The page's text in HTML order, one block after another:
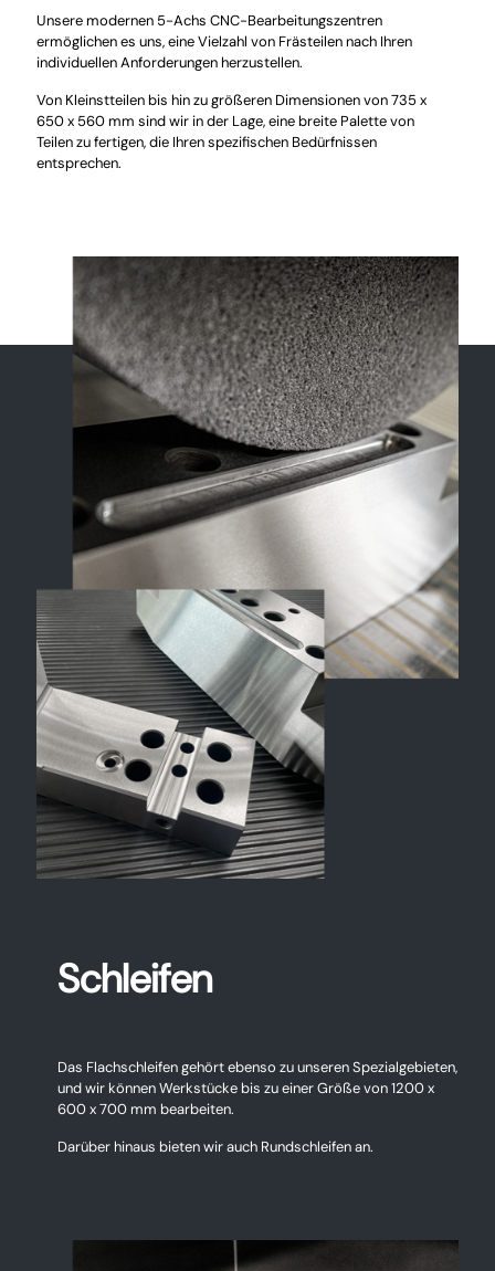
Unsere modernen 5-Achs CNC-Bearbeitungszentren
ermöglichen es uns, eine Vielzahl von Frästeilen nach Ihren
individuellen Anforderungen herzustellen.
Von Kleinstteilen bis hin zu größeren Dimensionen von 735 x
650 x 560 mm sind wir in der Lage, eine breite Palette von
Teilen zu fertigen, die Ihren spezifischen Bedürfnissen
entsprechen.
Schleifen
Das Flachschleifen gehört ebenso zu unseren Spezialgebieten,
und wir können Werkstücke bis zu einer Größe von 1200 x
600 x 700 mm bearbeiten.
Darüber hinaus bieten wir auch Rundschleifen an.